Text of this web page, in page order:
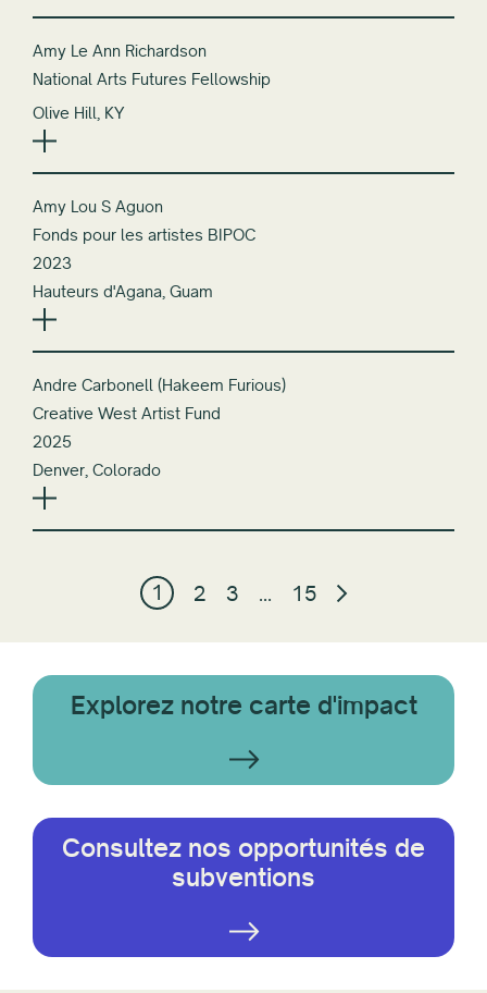
Amy Le Ann Richardson
National Arts Futures Fellowship
Olive Hill, KY
Amy Lou S Aguon
Fonds pour les artistes BIPOC
2023
Hauteurs d'Agana, Guam
Andre Carbonell (Hakeem Furious)
Creative West Artist Fund
2025
Denver, Colorado
1 2 3 … 15
Explorez notre carte d'impact
Consultez nos opportunités de
subventions